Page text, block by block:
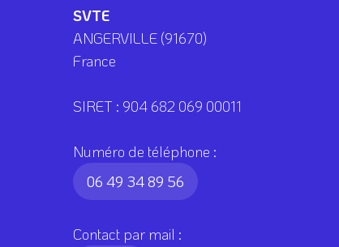
SVTE
ANGERVILLE (91670)
France
SIRET : 904 682 069 00011
Numéro de téléphone :
06 49 34 89 56
Contact par mail :